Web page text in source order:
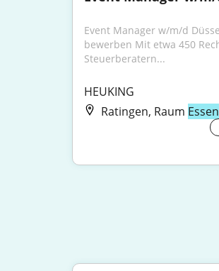
Event Manager w/m/d
bewerben Mit etwa 450
Steuerberatern...
HEUKING
Ratingen, Raum Essen